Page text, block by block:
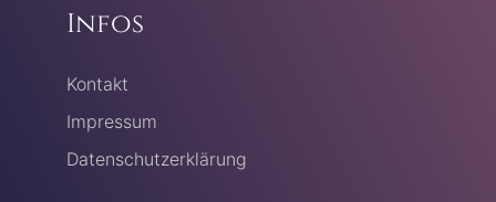
Infos
Kontakt
Impressum
Datenschutzerklärung